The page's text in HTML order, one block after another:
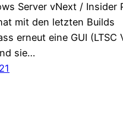
Server vNext / Insider
mit den letzten Builds
erneut eine GUI (LTSC
sie…